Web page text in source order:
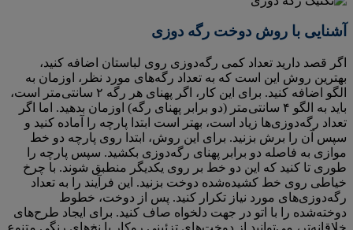
آشنایی با روش دوخت رگه دوزی
اگر قصد دارید تعداد کمی رگه‌دوزی روی لباستان اضافه کنید،
بهترین روش این است که به تعداد رگه‌های مورد نظر، اوزمان به
الگو اضافه کنید. برای این کار، اگر پهنای هر رگه ۲ سانتی‌متر است،
باید به الگو ۴ سانتی‌متر (دو برابر پهنای رگه) اوزمان بدهید. اما اگر
تعداد رگه‌دوزی‌ها زیاد است، بهتر است ابتدا پارچه را آماده کنید و
سپس آن را برش بزنید. برای این روش، ابتدا روی پارچه دو خط
موازی به فاصله دو برابر پهنای رگه‌دوزی بکشید. سپس پارچه را
طوری تا کنید که این دو خط بر روی یکدیگر منطبق شوند. با چرخ
خیاطی روی خط کشیده‌شده دوخت بزنید. این فرآیند را به تعداد
رگه‌دوزی‌های مورد نیاز تکرار کنید. پس از دوخت، خطوط
دوخته‌شده را با اتو در جهت دلخواه صاف کنید. برای ایجاد طرح‌های
خلاقانه‌تر، می‌توانید از دوخت‌های تزئینی روکار یا نخ‌های رنگی متنوع